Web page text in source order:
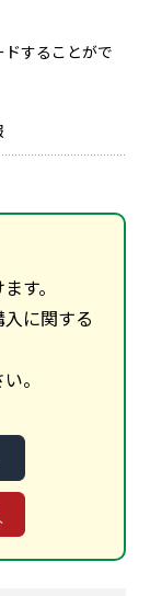
することがで
す。
に関する
。